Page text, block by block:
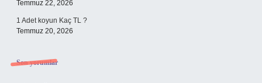
Temmuz 22, 2026
1 Adet koyun Kaç TL ?
Temmuz 20, 2026
Son yorumlar